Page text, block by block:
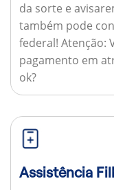
da sorte e
também pode
federal! Atenção:
pagamento em
ok?
Assistência